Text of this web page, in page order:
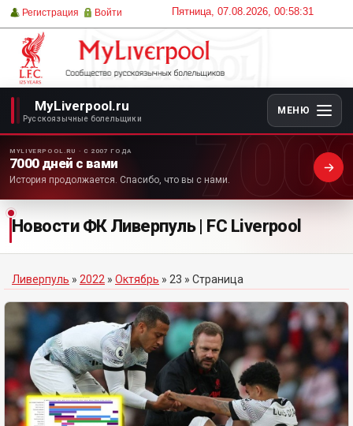
Пятница, 07.08.2026, 00:58:31
Регистрация Войти
MyLiverpool.ru
Русскоязычные болельщики
МЕНЮ
MYLIVERPOOL.RU · С 2007 ГОДА
7000 дней с вами
История продолжается. Спасибо, что вы с нами.
Новости ФК Ливерпуль | FC Liverpool
Ливерпуль » 2022 » Октябрь » 23 » Страница